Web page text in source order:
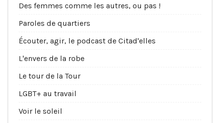
Des femmes comme les autres, ou pas !
Paroles de quartiers
Écouter, agir, le podcast de Citad'elles
L'envers de la robe
Le tour de la Tour
LGBT+ au travail
Voir le soleil